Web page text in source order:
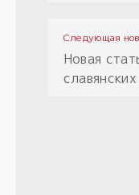
Следующая
Новая